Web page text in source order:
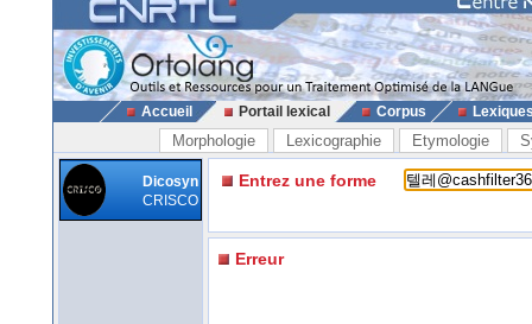
Accueil Portail lexical Corpus
Morphologie Lexicographie Etymologie
Dicosyn
CRISCO
Entrez une forme
Erreur